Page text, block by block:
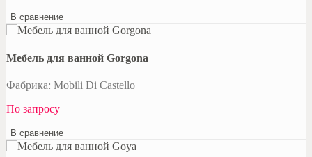
В сравнение
Мебель для ванной Gorgona
Фабрика: Mobili Di Castello
По запросу
В сравнение